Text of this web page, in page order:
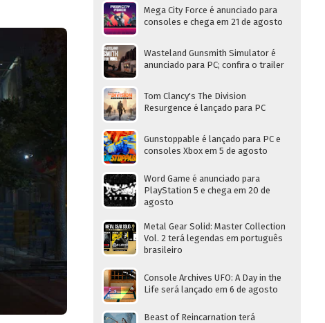
Mega City Force é anunciado para
consoles e chega em 21 de agosto
Wasteland Gunsmith Simulator é
anunciado para PC; confira o trailer
Tom Clancy's The Division
Resurgence é lançado para PC
Gunstoppable é lançado para PC e
consoles Xbox em 5 de agosto
Word Game é anunciado para
PlayStation 5 e chega em 20 de
agosto
Metal Gear Solid: Master Collection
Vol. 2 terá legendas em português
brasileiro
Console Archives UFO: A Day in the
Life será lançado em 6 de agosto
Beast of Reincarnation terá